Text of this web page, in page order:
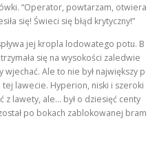
“Operator, powtarzam, otwiera
się! Świeci się błąd krytyczny!”
jej kropla lodowatego potu. B
się na wysokości zaledwie
wjechać. Ale to nie był największy p
lawecie. Hyperion, niski i szeroki
z lawety, ale… był o dziesięć centy
po bokach zablokowanej bram